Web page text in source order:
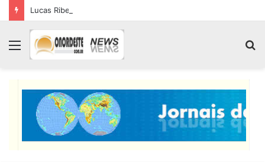
Menu